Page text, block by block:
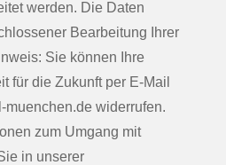
werden. Die Daten
Bearbeitung Ihrer
Sie können Ihre
für die Zukunft per E-Mail
widerrufen.
zum Umgang mit
in unserer